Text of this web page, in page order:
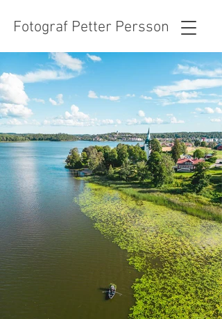
Fotograf Petter Persson